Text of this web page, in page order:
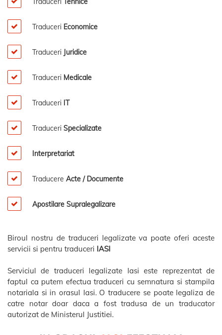
Traduceri Economice
Traduceri Juridice
Traduceri Medicale
Traduceri IT
Traduceri Specializate
Interpretariat
Traducere Acte / Documente
Apostilare Supralegalizare
Biroul nostru de traduceri legalizate va poate oferi aceste
servicii si pentru traduceri IASI
Serviciul de traduceri legalizate Iasi este reprezentat de
faptul ca putem efectua traduceri cu semnatura si stampila
notariala si in orasul Iasi. O traducere se poate legaliza de
catre notar doar daca a fost tradusa de un traducator
autorizat de Ministerul Justitiei.